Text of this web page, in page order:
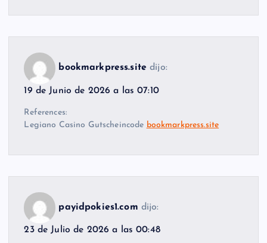
bookmarkpress.site dijo:
19 de Junio de 2026 a las 07:10
References:
Legiano Casino Gutscheincode bookmarkpress.site
payidpokies1.com dijo:
23 de Julio de 2026 a las 00:48